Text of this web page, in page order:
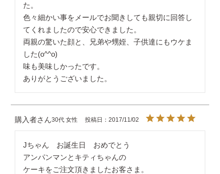
た。
色々細かい事をメールでお聞きしても親切に回答し
てくれましたので安心できました。
両親の驚いた顔と、兄弟や甥姪、子供達にもウケま
した(o^^o)
味も美味しかったです。
ありがとうございました。
購入者 30代 女性 投稿日 2017/11/02
Jちゃん　お誕生日　おめでとう
アンパンマンとキティちゃんの
ケーキをご注文頂きましたお客さま。